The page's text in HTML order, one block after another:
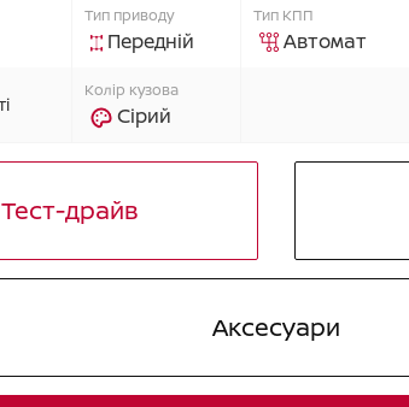
Тип приводу
Передній
Тип КПП
Автомат
Колір кузова
Сірий
Тест-драйв
Аксесуари